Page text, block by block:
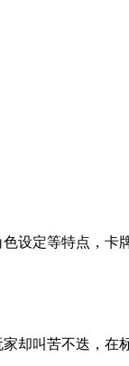
设定等特点，卡
却叫苦不迭，在